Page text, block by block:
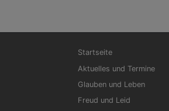
Hauptnavigation
Startseite
Aktuelles und Termine
Glauben und Leben
Freud und Leid